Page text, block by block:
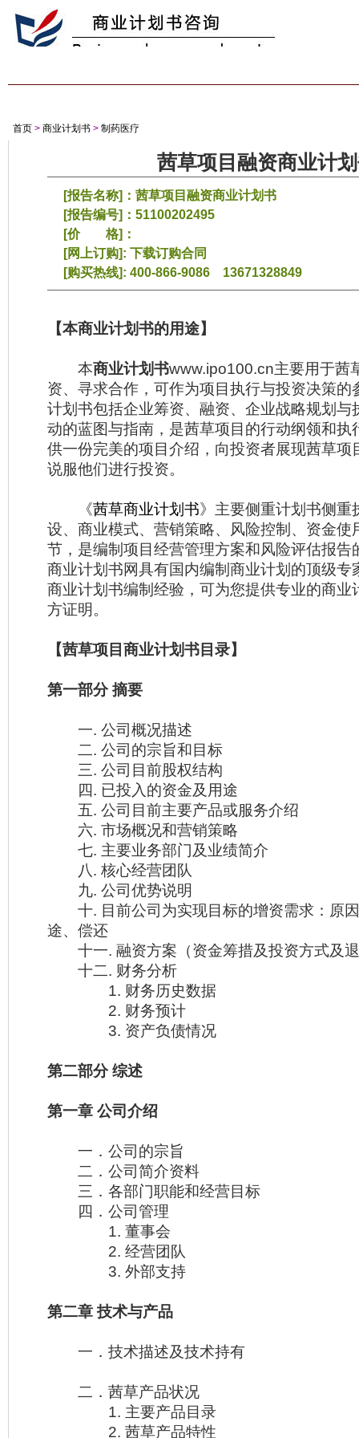
首页 > 商业计划书 > 制药医疗
茜草项目融资商业计
[报告名称]：茜草项目融资商业计划书
[报告编号]：51100202495
[价 格]：
[网上订购]:下载订购合同
[购买热线]: 400-866-9086 13671328849
【本商业计划书的用途】
本商业计划书www.ipo100.cn主要用于茜
资、寻求合作，可作为项目执行与投资决策的
计划书包括企业筹资、融资、企业战略规划与
动的蓝图与指南，是茜草项目的行动纲领和执
供一份完美的项目介绍，向投资者展现茜草项
说服他们进行投资。
《茜草商业计划书》主要侧重计划书侧重
设、商业模式、营销策略、风险控制、资金使
节，是编制项目经营管理方案和风险评估报告
商业计划书网具有国内编制商业计划的顶级专
商业计划书编制经验，可为您提供专业的商业
方证明。
【茜草项目商业计划书目录】
第一部分 摘要
一. 公司概况描述
二. 公司的宗旨和目标
三. 公司目前股权结构
四. 已投入的资金及用途
五. 公司目前主要产品或服务介绍
六. 市场概况和营销策略
七. 主要业务部门及业绩简介
八. 核心经营团队
九. 公司优势说明
十. 目前公司为实现目标的增资需求：原
途、偿还
十一. 融资方案（资金筹措及投资方式及
十二. 财务分析
1. 财务历史数据
2. 财务预计
3. 资产负债情况
第二部分 综述
第一章 公司介绍
一．公司的宗旨
二．公司简介资料
三．各部门职能和经营目标
四．公司管理
1. 董事会
2. 经营团队
3. 外部支持
第二章 技术与产品
一．技术描述及技术持有
二．茜草产品状况
1. 主要产品目录
2. 茜草产品特性